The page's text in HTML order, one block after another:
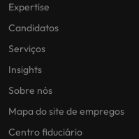
Expertise
Candidatos
Serviços
Insights
Sobre nós
Mapa do site de empregos
Centro fiduciário